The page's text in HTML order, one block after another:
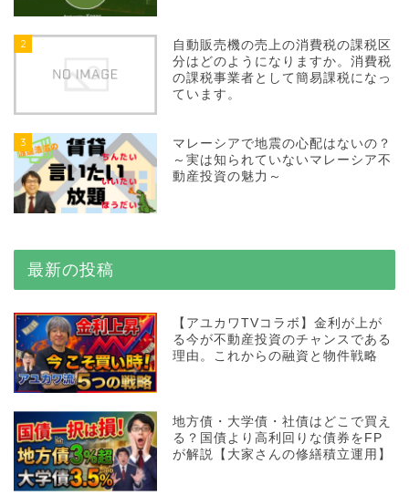
2
自動販売機の売上の消費税の課税区
分はどのようになりますか。消費税
の課税事業者として簡易課税になっ
ています。
3
マレーシアで地震の心配はないの？
～実は知られていないマレーシア不
動産投資の魅力～
最新の投稿
【アユカワTVコラボ】金利が上が
る今が不動産投資のチャンスである
理由。これからの融資と物件戦略
地方債・大学債・社債はどこで買え
る？国債より高利回りな債券をFP
が解説【大家さんの修繕積立運用】